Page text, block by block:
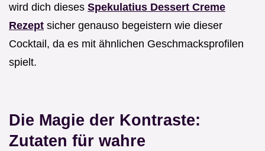
wird dich dieses Spekulatius Dessert Creme
Rezept sicher genauso begeistern wie dieser
Cocktail, da es mit ähnlichen Geschmacksprofilen
spielt.
Die Magie der Kontraste:
Zutaten für wahre